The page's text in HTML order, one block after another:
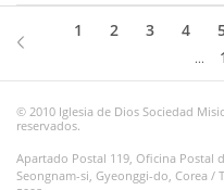
1 2 3 4
...
© 2010 Iglesia de Dios Sociedad
reservados.
Apartado Postal 119, Oficina Postal
Seongnam-si, Gyeonggi-do, Corea /